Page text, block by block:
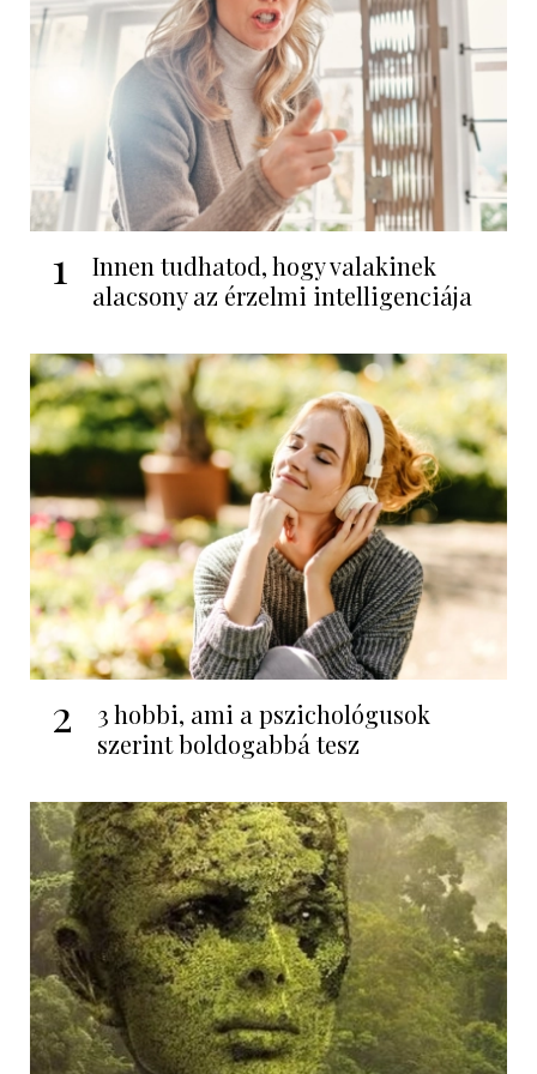
1
Innen tudhatod, hogy valakinek
alacsony az érzelmi intelligenciája
2
3 hobbi, ami a pszichológusok
szerint boldogabbá tesz